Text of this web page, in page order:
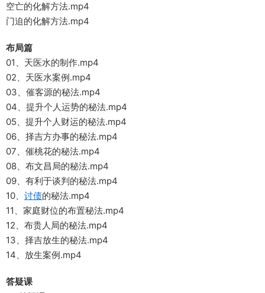
空亡的化解方法.mp4
门迫的化解方法.mp4
布局篇
01、天医水的制作.mp4
02、天医水案例.mp4
03、催客源的秘法.mp4
04、提升个人运势的秘法.mp4
05、提升个人财运的秘法.mp4
06、择吉方办事的秘法.mp4
07、催桃花的秘法.mp4
08、布文昌局的秘法.mp4
09、有利于谈判的秘法.mp4
10、 讨债的秘法.mp4
11、家庭财位的布置秘法.mp4
12、布贵人局的秘法.mp4
13、择吉放生的秘法.mp4
14、放生案例.mp4
答疑课